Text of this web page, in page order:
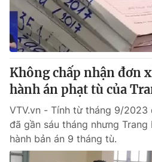
Thị trường 24h
VTV4
VTV9 VTV8
Liên hệ tòa soạn
Không chấp nhận đơn
hành án phạt tù của
VTV.vn - Tính từ tháng 9/
đã gần sáu tháng nhưng
hành bản án 9 tháng tù.